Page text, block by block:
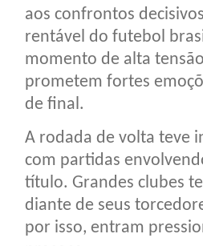
aos confrontos
rentável do futebol
momento de alta
prometem fortes
de final.
A rodada de volta teve
com partidas
título. Grandes clubes
diante de seus
por isso, entram